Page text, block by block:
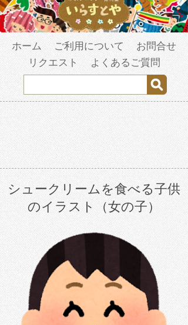
ホーム ご利用について
お問合せ
リクエスト
よくあるご質問
シュークリームを食べる子供
のイラスト（女の子）